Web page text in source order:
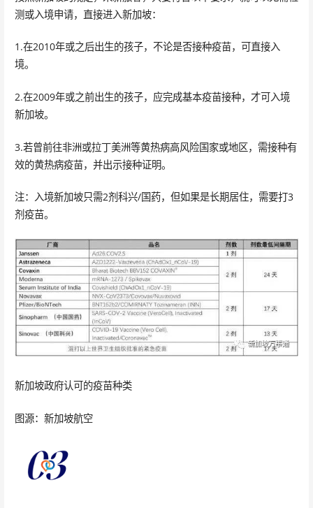
测或入境申请，直接进入新加坡：
1.在2010年或之后出生的孩子，不论是否接种疫苗，可直接入
境。
2.在2009年或之前出生的孩子，应完成基本疫苗接种，才可入境
新加坡。
3.若曾前往非洲或拉丁美洲等黄热病高风险国家或地区，需接种有
效的黄热病疫苗，并出示接种证明。
注：入境新加坡只需2剂科兴/国药，但如果是长期居住，需要打3
剂疫苗。
新加坡政府认可的疫苗种类
图源：新加坡航空